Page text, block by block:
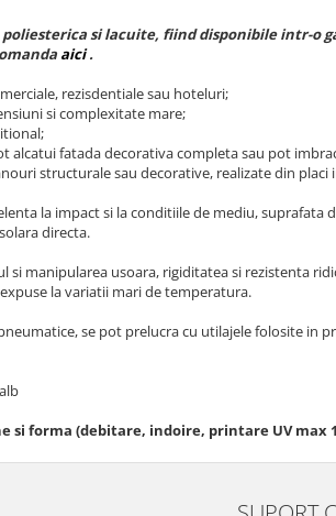
si lacuite, fiind disponibile intr-o
aici.
rezisdentiale sau hoteluri;
si complexitate mare;
alcatui fatada decorativa completa sau pot
structurale sau decorative, realizate din
la impact si la conditiile de mediu, suprafata
directa.
manipularea usoara, rigiditatea si rezistenta
la variatii mari de temperatura.
se pot prelucra cu utilajele folosite in
forma (debitare, indoire, printare UV max